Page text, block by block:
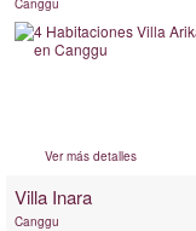
Ver más detalles
Villa Inara
Canggu